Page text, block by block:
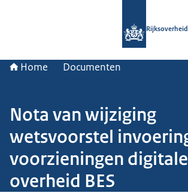
Rijksoverheid
Home Documenten
Nota van wijziging
wetsvoorstel
voorzieningen digitale
overheid BES